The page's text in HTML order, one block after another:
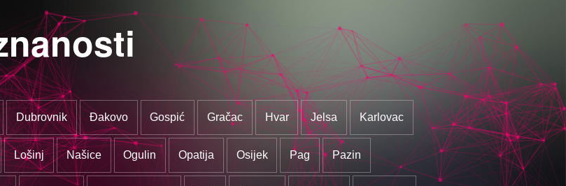
Dubrovnik Đakovo Gospić Gračac Hvar Jelsa Karlovac
Lošinj Našice Ogulin Opatija Osijek Pag Pazin